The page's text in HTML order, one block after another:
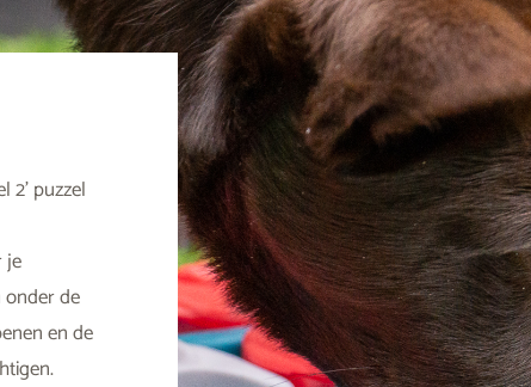
2’ puzzel
je
de
en de